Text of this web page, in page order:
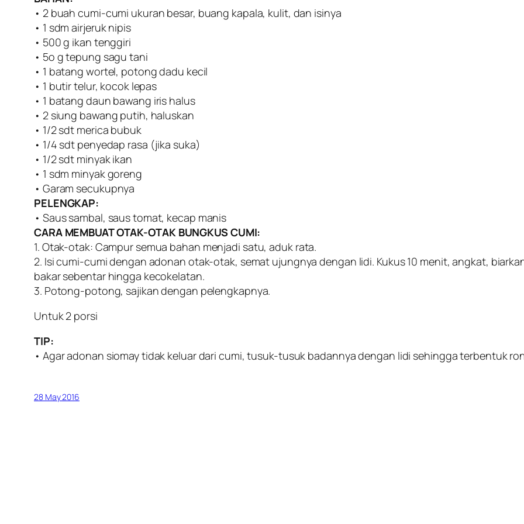
• 2 buah cumi-cumi ukuran besar, buang kapala, kulit, dan isinya
• 1 sdm airjeruk nipis
• 500 g ikan tenggiri
• 5o g tepung sagu tani
• 1 batang wortel, potong dadu kecil
• 1 butir telur, kocok lepas
• 1 batang daun bawang iris halus
• 2 siung bawang putih, haluskan
• 1/2 sdt merica bubuk
• 1/4 sdt penyedap rasa (jika suka)
• 1/2 sdt minyak ikan
• 1 sdm minyak goreng
• Garam secukupnya
PELENGKAP:
• Saus sambal, saus tomat, kecap manis
CARA MEMBUAT OTAK-OTAK BUNGKUS CUMI:
1. Otak-otak: Campur semua bahan menjadi satu, aduk rata.
2. Isi cumi-cumi dengan adonan otak-otak, semat ujungnya dengan lidi. Kukus 10 menit, angkat,
bakar sebentar hingga kecokelatan.
3. Potong-potong, sajikan dengan pelengkapnya.
Untuk 2 porsi
TIP:
• Agar adonan siomay tidak keluar dari cumi, tusuk-tusuk badannya dengan lidi sehingga terbentuk
28 May 2016